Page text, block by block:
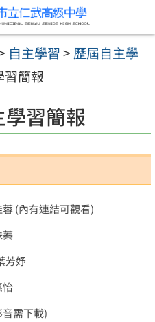
自主學習> 歷屆自主學
習簡報
習簡報
(內有連結可觀看)
蓁
芳妤
怡
需下載)